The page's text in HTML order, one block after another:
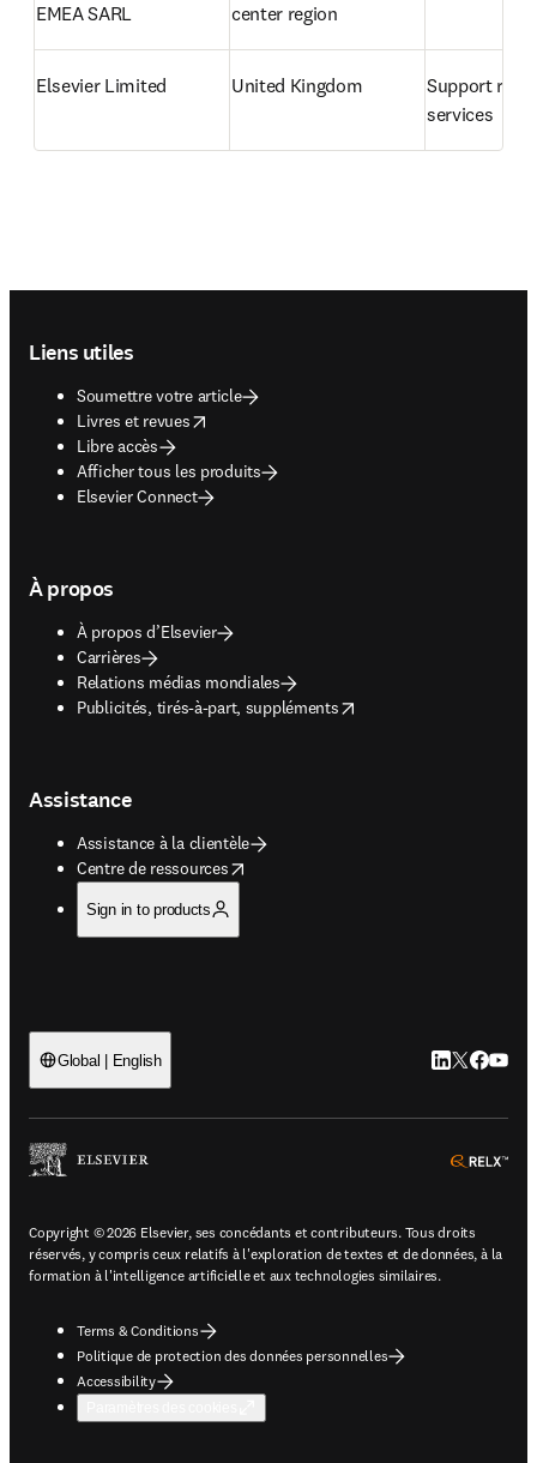
EMEA SARL
center region
Elsevier Limited United Kingdom
Support
services
Liens utiles
Soumettre votre article
Livres et revues
opens in new tab/window
Libre accès
Afficher tous les produits
Elsevier Connect
À propos
À propos d’Elsevier
Carrières
Relations médias mondiales
Publicités, tirés-à-part, suppléments
opens in new tab/window
Assistance
Assistance à la clientèle
Centre de ressources
opens in new tab/window
Sign in to products
Global | English LinkedIn
Twitter
Copyright © 2026 Elsevier, ses concédants et contributeurs. Tous droits
réservés, y compris ceux relatifs à l'exploration de textes et de données, à la
formation à l'intelligence artificielle et aux technologies similaires.
Terms & Conditions
Politique de protection des données personnelles
Accessibility